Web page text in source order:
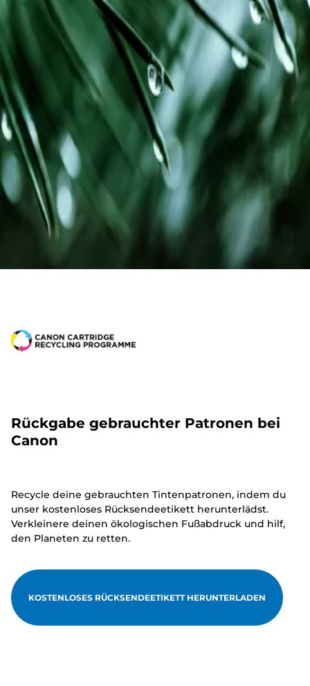
Rückgabe gebrauchter Patronen bei
Canon
Recycle deine gebrauchten Tintenpatronen, indem du
unser kostenloses Rücksendeetikett herunterlädst.
Verkleinere deinen ökologischen Fußabdruck und hilf,
den Planeten zu retten.
KOSTENLOSES RÜCKSENDEETIKETT HERUNTERLADEN